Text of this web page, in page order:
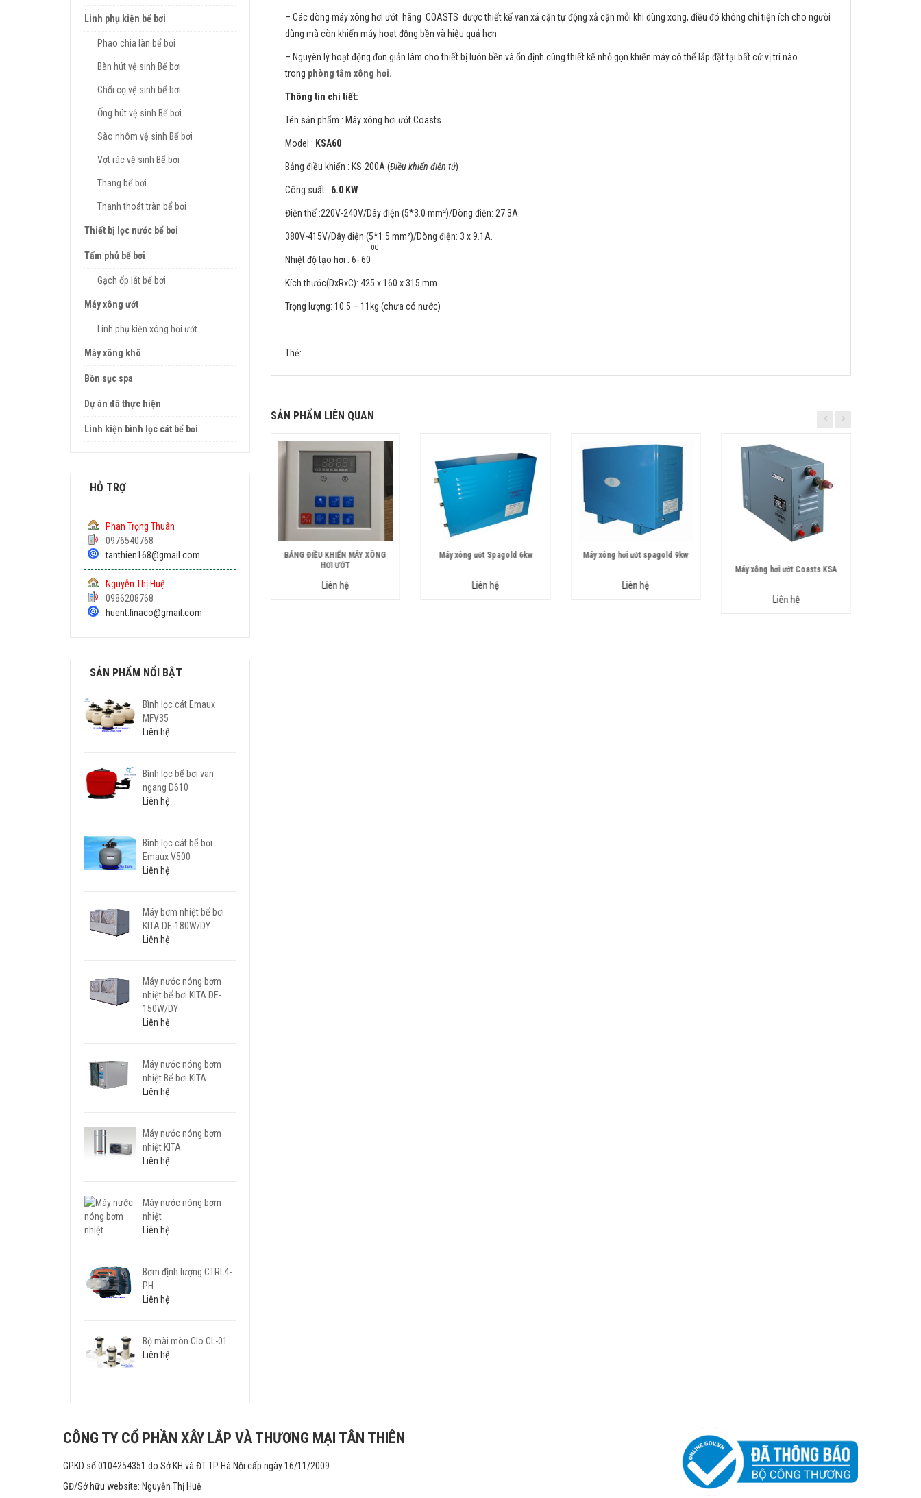
– Các dòng máy xông hơi ướt hãng COASTS được thiết kế van xả cặn tự động xả cặn mỗi khi dùng xong, điều đó không chỉ tiện ích cho người
dùng mà còn khiến máy hoạt động bền và hiệu quả hơn.
– Nguyên lý hoạt động đơn giản làm cho thiết bị luôn bền và ổn định cùng thiết kế nhỏ gọn khiến máy có thể lắp đặt tại bất cứ vị trí nào
trong phòng tắm xông hơi.
Thông tin chi tiết:
Tên sản phẩm : Máy xông hơi ướt Coasts
Model : KSA60
Bảng điều khiển : KS-200A (Điều khiển điện tử)
Công suất : 6.0 KW
Điện thế :220V-240V/Dây điện (5*3.0 mm²)/Dòng điện: 27.3A.
380V-415V/Dây điện (5*1.5 mm²)/Dòng điện: 3 x 9.1A.
Nhiệt độ tạo hơi : 6- 60
0C
Kích thước(DxRxC): 425 x 160 x 315 mm
Trọng lượng: 10.5 – 11kg (chưa có nước)
Thẻ:
SẢN PHẨM LIÊN QUAN
Máy xông hơi ướt Coasts KSA
BẢNG ĐIỀU KHIỂN MÁY XÔNG
HƠI ƯỚT
Liên hệ
Máy xông ướt Spagold 6kw
Liên hệ
Máy xông hơi ướt spagold 9kw
Liên hệ
Máy xông hơi ướt Coasts KSA
Liên hệ
Linh phụ kiện bể bơi
Phao chia làn bể bơi
Bàn hút vệ sinh Bể bơi
Chổi cọ vệ sinh bể bơi
Ống hút vệ sinh Bể bơi
Sào nhôm vệ sinh Bể bơi
Vợt rác vệ sinh Bể bơi
Thang bể bơi
Thanh thoát tràn bể bơi
Thiết bị lọc nước bể bơi
Tấm phủ bể bơi
Gạch ốp lát bể bơi
Máy xông ướt
Linh phụ kiện xông hơi ướt
Máy xông khô
Bồn sục spa
Dự án đã thực hiện
Linh kiện bình lọc cát bể bơi
HỖ TRỢ
Phan Trọng Thuân
0976540768
tanthien168@gmail.com
Nguyễn Thị Huệ
0986208768
huent.finaco@gmail.com
SẢN PHẨM NỔI BẬT
Bình lọc cát Emaux
MFV35
Liên hệ
Bình lọc bể bơi van
ngang D610
Liên hệ
Bình lọc cát bể bơi
Emaux V500
Liên hệ
Máy bơm nhiệt bể bơi
KITA DE-180W/DY
Liên hệ
Máy nước nóng bơm
nhiệt bể bơi KITA DE-
150W/DY
Liên hệ
Máy nước nóng bơm
nhiệt Bể bơi KITA
Liên hệ
Máy nước nóng bơm
nhiệt KITA
Liên hệ
Máy nước nóng bơm
nhiệt
Liên hệ
Bơm định lượng CTRL4-
PH
Liên hệ
Bộ mài mòn Clo CL-01
Liên hệ
CÔNG TY CỔ PHẦN XÂY LẮP VÀ THƯƠNG MẠI TÂN THIÊN
GPKD số 0104254351 do Sở KH và ĐT TP Hà Nội cấp ngày 16/11/2009
GĐ/Sở hữu website: Nguyễn Thị Huệ